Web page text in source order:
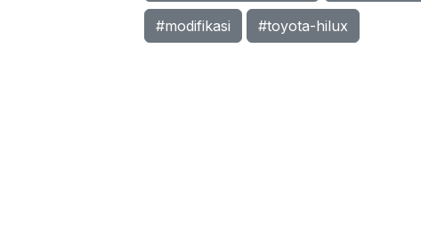
#modifikasi #toyota-hilux